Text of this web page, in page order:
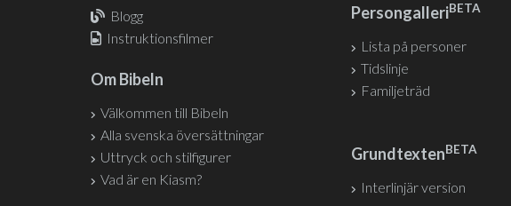
Blogg
Instruktionsfilmer
Om Bibeln
Välkommen till Bibeln
Alla svenska översättningar
Uttryck och stilfigurer
Vad är en Kiasm?
PersongalleriBETA
Lista på personer
Tidslinje
Familjeträd
GrundtextenBETA
Interlinjär version